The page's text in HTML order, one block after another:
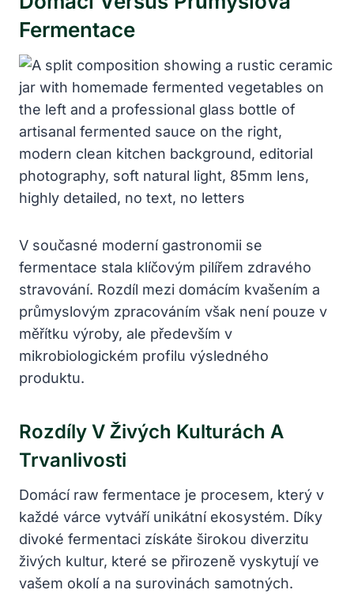
Fermentace
V současné moderní gastronomii se
fermentace stala klíčovým pilířem zdravého
stravování. Rozdíl mezi domácím kvašením a
průmyslovým zpracováním však není pouze v
měřítku výroby, ale především v
mikrobiologickém profilu výsledného
produktu.
Rozdíly V Živých Kulturách A
Trvanlivosti
Domácí raw fermentace je procesem, který v
každé várce vytváří unikátní ekosystém. Díky
divoké fermentaci získáte širokou diverzitu
živých kultur, které se přirozeně vyskytují ve
vašem okolí a na surovinách samotných.